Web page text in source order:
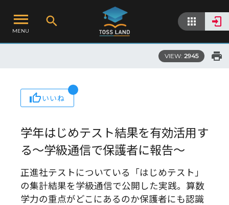
MENU
VIEW: 2945
いいね
学年はじめテスト結果を有効活用す
る～学級通信で保護者に報告～
正進社テストについている「はじめテスト」
の集計結果を学級通信で公開した実践。算数
学力の重点がどこにあるのか保護者にも認識